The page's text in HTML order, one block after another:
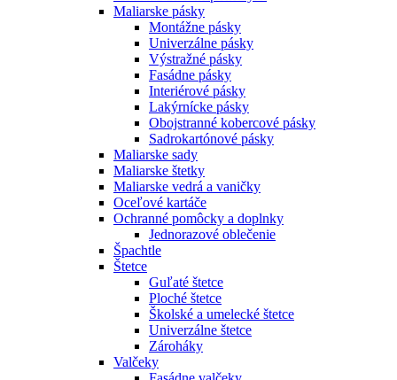
Maliarske pásky
Montážne pásky
Univerzálne pásky
Výstražné pásky
Fasádne pásky
Interiérové pásky
Lakýrnícke pásky
Obojstranné kobercové pásky
Sadrokartónové pásky
Maliarske sady
Maliarske štetky
Maliarske vedrá a vaničky
Oceľové kartáče
Ochranné pomôcky a doplnky
Jednorazové oblečenie
Špachtle
Štetce
Guľaté štetce
Ploché štetce
Školské a umelecké štetce
Univerzálne štetce
Zároháky
Valčeky